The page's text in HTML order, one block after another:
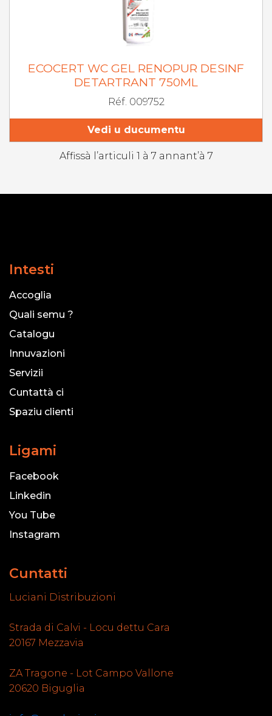
ECOCERT WC GEL RENOPUR DESINF
DETARTRANT 750ML
Réf. 009752
Vedi u ducumentu
Affissà l’articuli 1 à 7 annant’à 7
Intesti
Accoglia
Quali semu ?
Catalogu
Innuvazioni
Servizii
Cuntattà ci
Spaziu clienti
Ligami
Facebook
Linkedin
You Tube
Instagram
Cuntatti
Luciani Distribuzioni
Strada di Calvi - Locu dettu Cara
20167 Mezzavia
ZA Tragone - Lot Campo Vallone
20620 Biguglia